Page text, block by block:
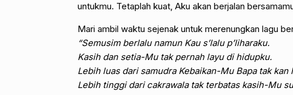
untukmu. Tetaplah kuat, Aku akan berjalan
Mari ambil waktu sejenak untuk merenungkan lagu
“Semusim berlalu namun Kau s’lalu p’liharaku.
Kasih dan setia-Mu tak pernah layu di hidupku.
Lebih luas dari samudra Kebaikan-Mu Bapa tak kan
Lebih tinggi dari cakrawala tak terbatas kasih-Mu